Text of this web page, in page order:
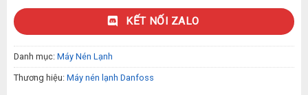
KẾT NỐI ZALO
Danh mục: Máy Nén Lạnh
Thương hiệu: Máy nén lạnh Danfoss